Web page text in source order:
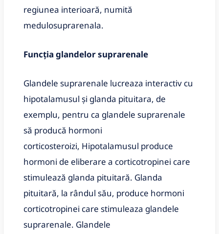
regiunea interioară, numită
medulosuprarenala.
Funcția glandelor suprarenale
Glandele suprarenale lucreaza interactiv cu
hipotalamusul și glanda pituitara, de
exemplu, pentru ca glandele suprarenale
să producă hormoni
corticosteroizi, Hipotalamusul produce
hormoni de eliberare a corticotropinei care
stimulează glanda pituitară. Glanda
pituitară, la rândul său, produce hormoni
corticotropinei care stimuleaza glandele
suprarenale. Glandele